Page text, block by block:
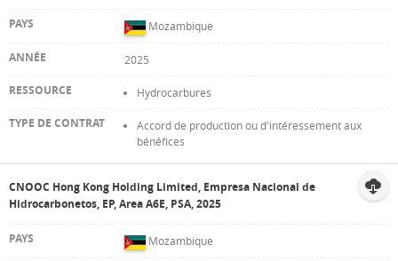
Mozambique
2025
Hydrocarbures
Accord de production ou d'intéressement aux
bénéfices
CNOOC Hong Kong Holding Limited, Empresa Nacional de
Hidrocarbonetos, EP, Area A6E, PSA, 2025
Mozambique